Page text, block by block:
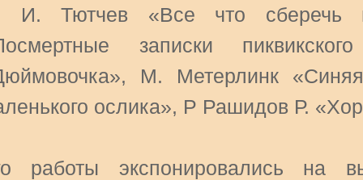
И. Тютчев «Все что сберечь
записки
М. Метерлинк
ослика», Р Рашидов Р.
работы экспонировались на